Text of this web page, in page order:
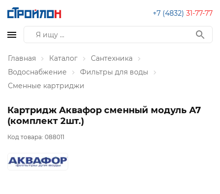
+7 (4832) 31-77-77
Главная Каталог
Сантехника
Водоснабжение
Фильтры для воды
Сменные картриджи
Картридж Аквафор сменный модуль А7
(комплект 2шт.)
Код товара: 088011